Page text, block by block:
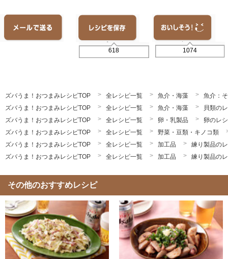
618 1074
ズバうま！おつまみレシピTOP 全レシピ一覧 魚介・海藻
魚介：
ズバうま！おつまみレシピTOP
全レシピ一覧 魚介・海藻
貝類の
ズバうま！おつまみレシピTOP
全レシピ一覧 卵・乳製品
卵のレ
ズバうま！おつまみレシピTOP
全レシピ一覧
野菜・豆類・キノコ類
ズバうま！おつまみレシピTOP
全レシピ一覧 加工品
練り製品の
ズバうま！おつまみレシピTOP
全レシピ一覧 加工品 練り製品の
その他のおすすめレシピ